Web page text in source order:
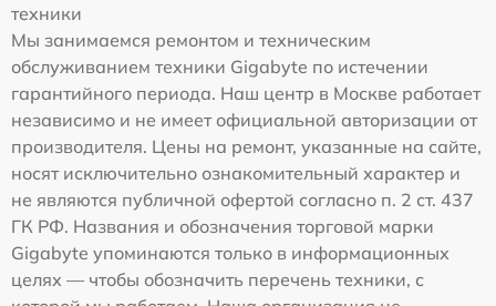
техники
Мы занимаемся ремонтом и техническим
обслуживанием техники Gigabyte по истечении
гарантийного периода. Наш центр в Москве работает
независимо и не имеет официальной авторизации от
производителя. Цены на ремонт, указанные на сайте,
носят исключительно ознакомительный характер и
не являются публичной офертой согласно п. 2 ст. 437
ГК РФ. Названия и обозначения торговой марки
Gigabyte упоминаются только в информационных
целях — чтобы обозначить перечень техники, с